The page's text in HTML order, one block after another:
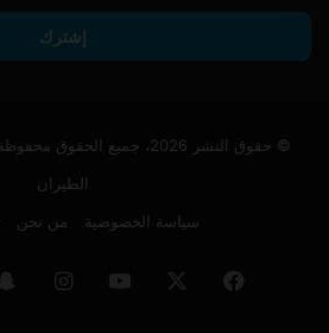
الإلكتروني
© حقوق النشر 2026، جميع الحقوق محفوظة |
الطيران
سياسة الخصوصية
من نحن
فيسبوك ‫YouTube